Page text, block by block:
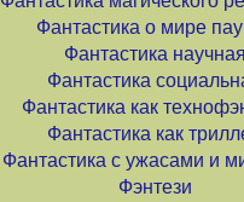
Фантастика о мире
Фантастика научная
Фантастика
Фантастика как
Фантастика как
Фантастика с ужасами и
Фэнтези